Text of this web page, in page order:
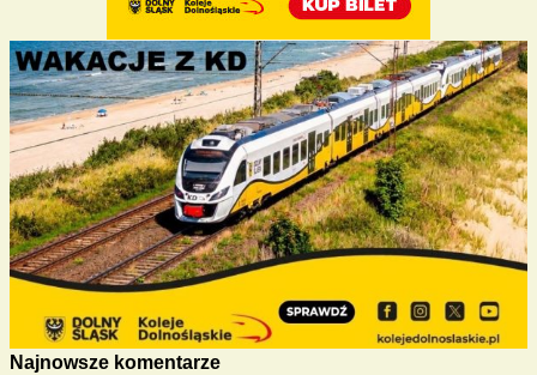
Najnowsze komentarze